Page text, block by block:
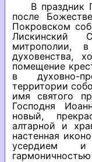
В праздник
после
Покровском
Лискинский
митрополии,
духовенства,
помещение
в духовно-
территории
имя святого
Господня
новый,
алтарной и
настенная
усердием